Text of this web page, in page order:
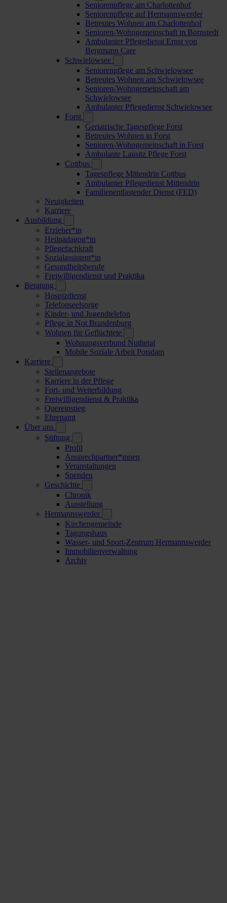
Seniorenpflege am Charlottenhof
Seniorenpflege auf Hermannswerder
Betreutes Wohnen am Charlottenhof
Senioren-Wohngemeinschaft in Bornstedt
Ambulanter Pflegedienst Ernst von
Bergmann Care
Schwielowsee
Seniorenpflege am Schwielowsee
Betreutes Wohnen am Schwielowsee
Senioren-Wohngemeinschaft am
Schwielowsee
Ambulanter Pflegedienst Schwielowsee
Forst
Geriatrische Tagespflege Forst
Betreutes Wohnen in Forst
Senioren-Wohngemeinschaft in Forst
Ambulante Lausitz Pflege Forst
Cottbus
Tagespflege Mittendrin Cottbus
Ambulanter Pflegedienst Mittendrin
Familienentlastender Dienst (FED)
Neuigkeiten
Karriere
Ausbildung
Erzieher*in
Heilpädagog*in
Pflegefachkraft
Sozialassistent*in
Gesundheitsberufe
Freiwilligendienst und Praktika
Beratung
Hospizdienst
Telefonseelsorge
Kinder- und Jugendtelefon
Pflege in Not Brandenburg
Wohnen für Geflüchtete
Wohnungsverbund Nuthetal
Mobile Soziale Arbeit Potsdam
Karriere
Stellenangebote
Karriere in der Pflege
Fort- und Weiterbildung
Freiwilligendienst & Praktika
Quereinstieg
Ehrenamt
Über uns
Stiftung
Profil
Ansprechpartner*innen
Veranstaltungen
Spenden
Geschichte
Chronik
Ausstellung
Hermannswerder
Kirchengemeinde
Tagungshaus
Wasser- und Sport-Zentrum Hermannswerder
Immobilienverwaltung
Archiv